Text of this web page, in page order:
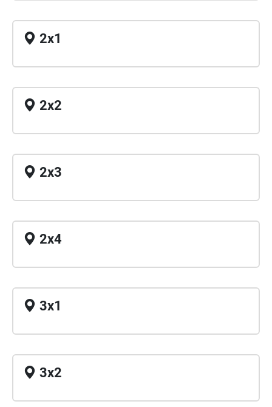
2x1
2x2
2x3
2x4
3x1
3x2